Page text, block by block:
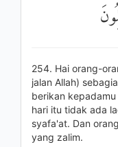
254. Hai orang-
jalan Allah)
berikan
hari itu tidak ada
syafa'at. Dan
yang zalim.